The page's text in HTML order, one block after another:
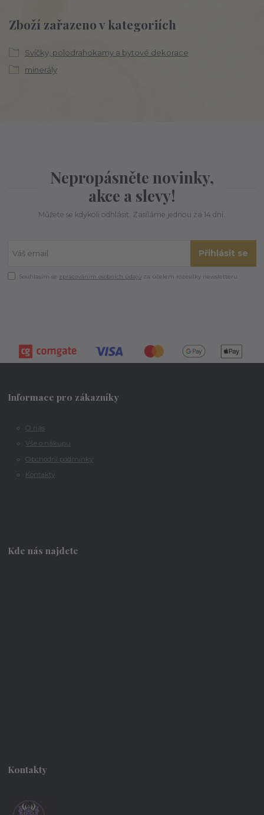
Zboží zařazeno v kategoriích
Svíčky, polodrahokamy a bytové dekorace
minerály
Nepropásněte novinky,
akce a slevy!
Můžete se kdykoli odhlásit. Zasíláme jednou za 14 dní.
Přihlásit se
Souhlasím se zpracováním osobních údajů za účelem rozesílky newsletteru.
Informace pro zákazníky
O nás
Vše o nákupu
Obchodní podmínky
Kontakty
Kde nás najdete
Kontakty